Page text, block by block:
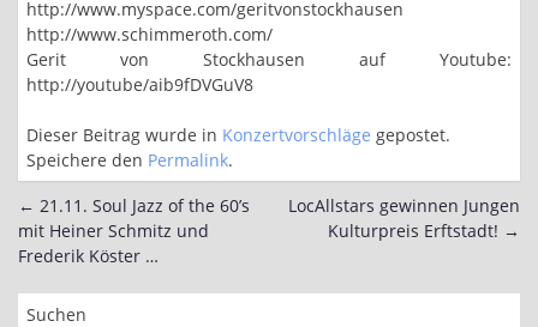
http://www.myspace.com/geritvonstockhausen
http://www.schimmeroth.com/
Gerit von Stockhausen auf Youtube:
http://youtube/aib9fDVGuV8
Dieser Beitrag wurde in Konzertvorschläge gepostet.
Speichere den Permalink.
Post
navigation
← 21.11. Soul Jazz of the 60’s
mit Heiner Schmitz und
Frederik Köster …
LocAllstars gewinnen Jungen
Kulturpreis Erftstadt! →
Suchen